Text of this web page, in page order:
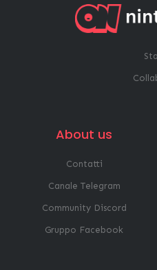
About us
Contatti
Canale Telegram
Community Discord
Gruppo Facebook